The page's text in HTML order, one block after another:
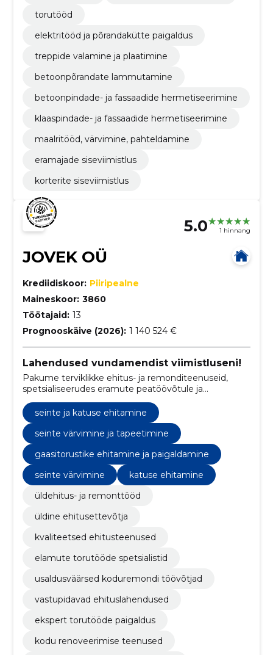
torutööd
elektritööd ja põrandakütte paigaldus
treppide valamine ja plaatimine
betoonpõrandate lammutamine
betoonpindade- ja fassaadide hermetiseerimine
klaaspindade- ja fassaadide hermetiseerimine
maalritööd, värvimine, pahteldamine
eramajade siseviimistlus
korterite siseviimistlus
5.0 1 hinnang
JOVEK OÜ
Krediidiskoor: Piiripealne
Maineskoor: 3860
Töötajaid: 13
Prognooskäive (2026): 1 140 524 €
Lahendused vundamendist viimistluseni!
Pakume terviklikke ehitus- ja remonditeenuseid,
spetsialiseerudes eramute peatöövõtule ja
torutöödele.
seinte ja katuse ehitamine
seinte värvimine ja tapeetimine
gaasitorustike ehitamine ja paigaldamine
seinte värvimine
katuse ehitamine
üldehitus- ja remonttööd
üldine ehitusettevõtja
kvaliteetsed ehitusteenused
elamute torutööde spetsialistid
usaldusväärsed koduremondi töövõtjad
vastupidavad ehituslahendused
ekspert torutööde paigaldus
kodu renoveerimise teenused